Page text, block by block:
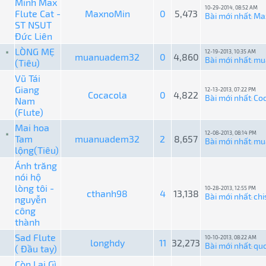
Minh Max
Flute Cat -
ST NSUT
Đức Liên
MaxnoMin 0 5,473
10-29-2014, 08:52 AM
Bài mới nhất:
LÒNG MẸ
(Tiêu)
muanuadem32 0 4,860 12-19-2013, 10:35 AM
Bài mới nhất:
Vũ Tái
Giang
Nam
(Flute)
Cocacola 0 4,822 12-13-2013, 07:22 PM
Bài mới nhất:
Mai hoa
Tam
lộng(Tiêu)
muanuadem32 2 8,657
12-08-2013, 08:14 PM
Bài mới nhất:
Ánh trăng
nói hộ
lòng tôi -
nguyễn
công
thành
cthanh98 4 13,138 10-28-2013, 12:55 PM
Bài mới nhất:
Sad Flute
( Đầu tay)
longhdy 11 32,273 10-10-2013, 08:22 AM
Bài mới nhất: